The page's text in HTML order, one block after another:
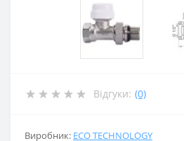
Відгуки: (0)
Виробник: ECO TECHNOLOGY